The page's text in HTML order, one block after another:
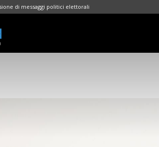
di messaggi politici elettorali